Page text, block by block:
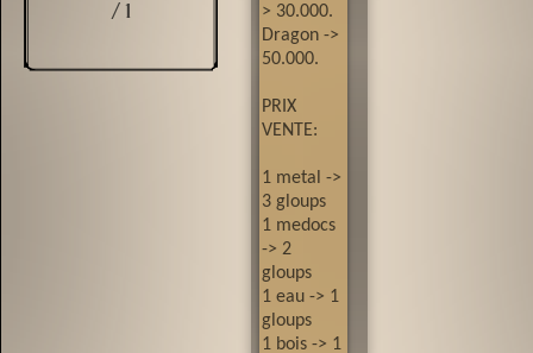
/ 1
> 30.000.
Dragon ->
50.000.
PRIX
VENTE:
1 metal ->
3 gloups
1 medocs
-> 2
gloups
1 eau -> 1
gloups
1 bois -> 1